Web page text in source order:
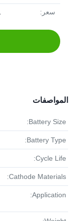
سعر:
المواصفات
Battery Size:
Battery Type:
Cycle Life:
Cathode Materials:
Application: